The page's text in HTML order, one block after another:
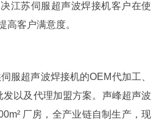
江苏伺服超声波焊接机客户在使
高客户满意度。
伺服超声波焊接机的OEM代加工、
以及代理加盟方案。声峰超声波
厂房，全产业链自制生产，现